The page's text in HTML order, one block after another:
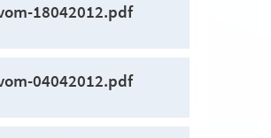
18042012.pdf
04042012.pdf